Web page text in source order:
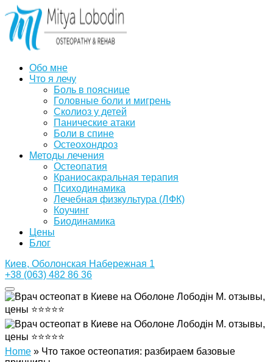
Обо мне
Что я лечу
Боль в пояснице
Головные боли и мигрень
Сколиоз у детей
Панические атаки
Боли в спине
Остеохондроз
Методы лечения
Остеопатия
Краниосакральная терапия
Психодинамика
Лечебная физкультура (ЛФК)
Коучинг
Биодинамика
Цены
Блог
Киев, Оболонская Набережная 1
+38 (063) 482 86 36
Home » Что такое остеопатия: разбираем базовые